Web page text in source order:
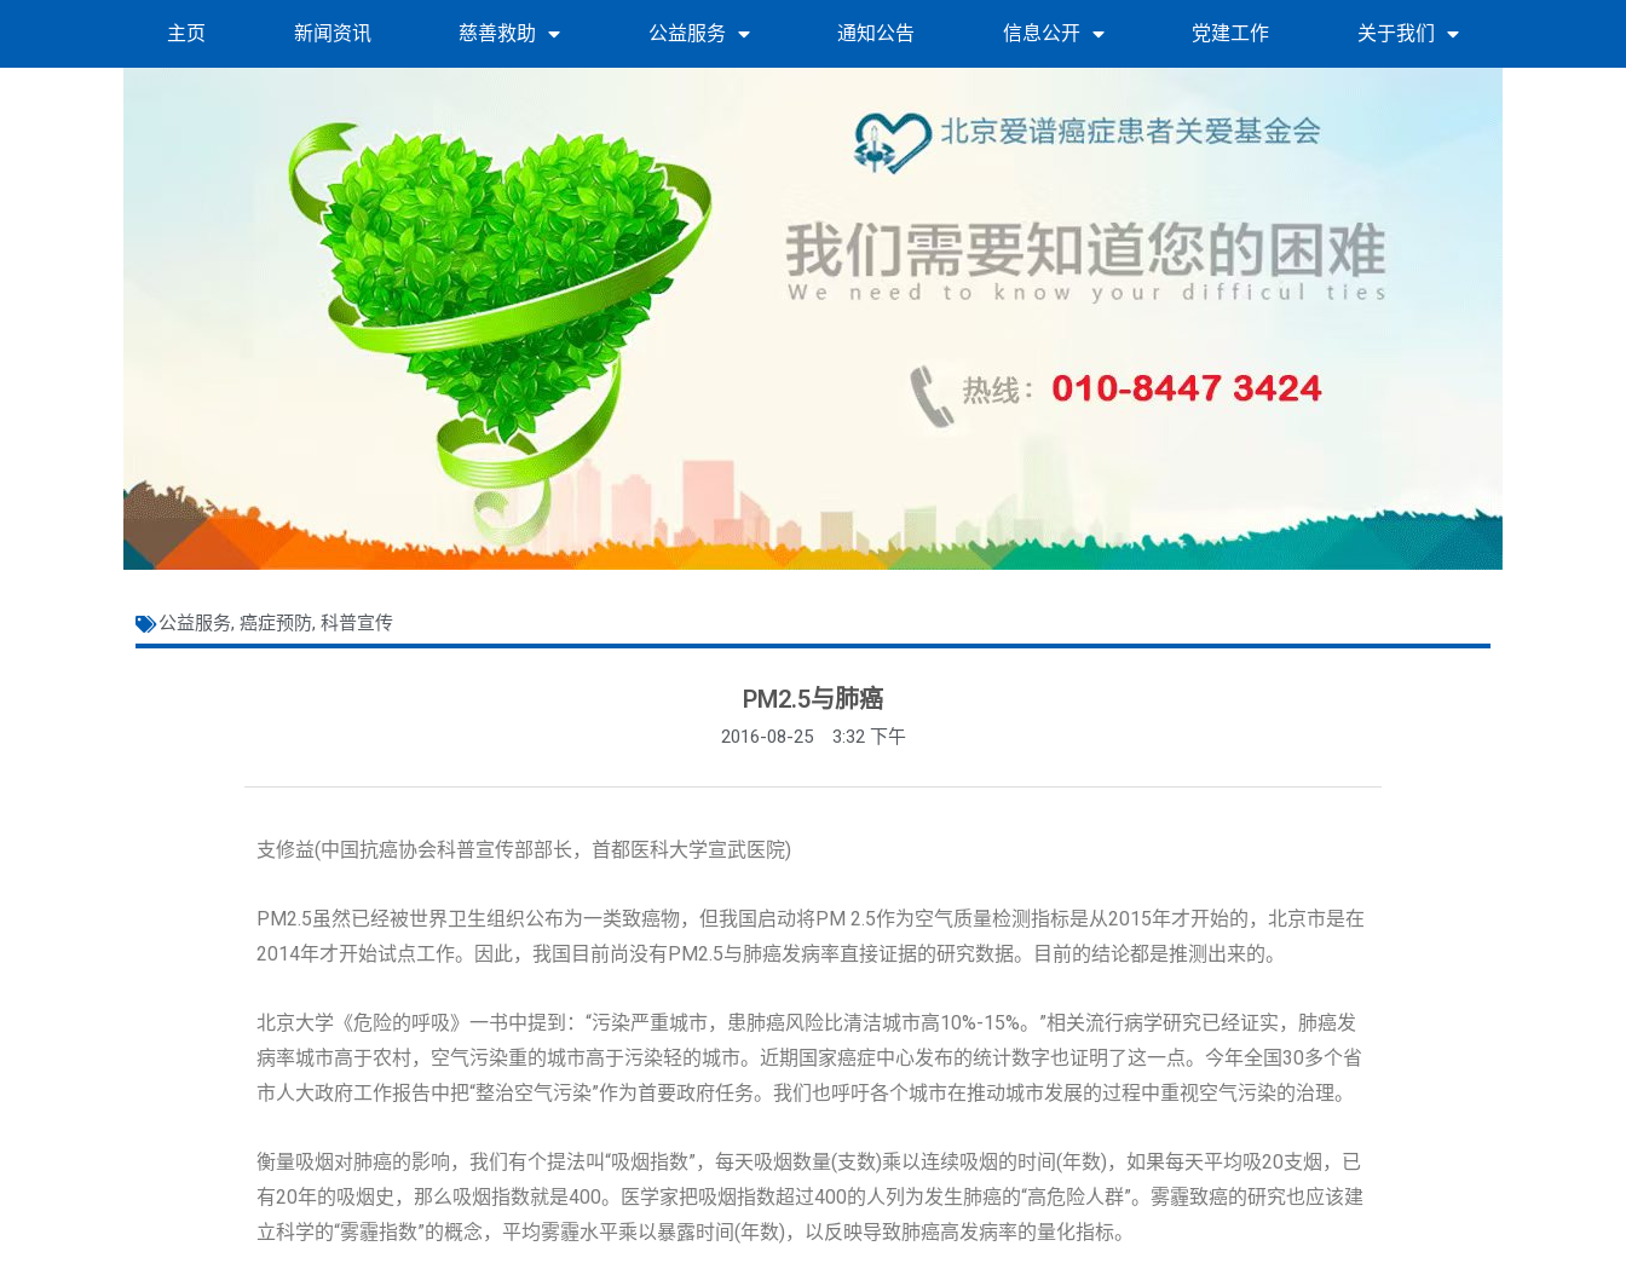
主页 新闻资讯 慈善救助 公益服务 通知公告 信息公开 党建工作 关于我们
公益服务, 癌症预防, 科普宣传
PM2.5与肺癌
2016-08-25 3:32 下午
支修益(中国抗癌协会科普宣传部部长，首都医科大学宣武医院)
PM2.5虽然已经被世界卫生组织公布为一类致癌物，但我国启动将PM 2.5作为空气质量检测指标是从2015年才开始的，北京市是在
2014年才开始试点工作。因此，我国目前尚没有PM2.5与肺癌发病率直接证据的研究数据。目前的结论都是推测出来的。
北京大学《危险的呼吸》一书中提到：“污染严重城市，患肺癌风险比清洁城市高10%-15%。”相关流行病学研究已经证实，肺癌发
病率城市高于农村，空气污染重的城市高于污染轻的城市。近期国家癌症中心发布的统计数字也证明了这一点。今年全国30多个省
市人大政府工作报告中把“整治空气污染”作为首要政府任务。我们也呼吁各个城市在推动城市发展的过程中重视空气污染的治理。
衡量吸烟对肺癌的影响，我们有个提法叫“吸烟指数”，每天吸烟数量(支数)乘以连续吸烟的时间(年数)，如果每天平均吸20支烟，已
有20年的吸烟史，那么吸烟指数就是400。医学家把吸烟指数超过400的人列为发生肺癌的“高危险人群”。雾霾致癌的研究也应该建
立科学的“雾霾指数”的概念，平均雾霾水平乘以暴露时间(年数)，以反映导致肺癌高发病率的量化指标。